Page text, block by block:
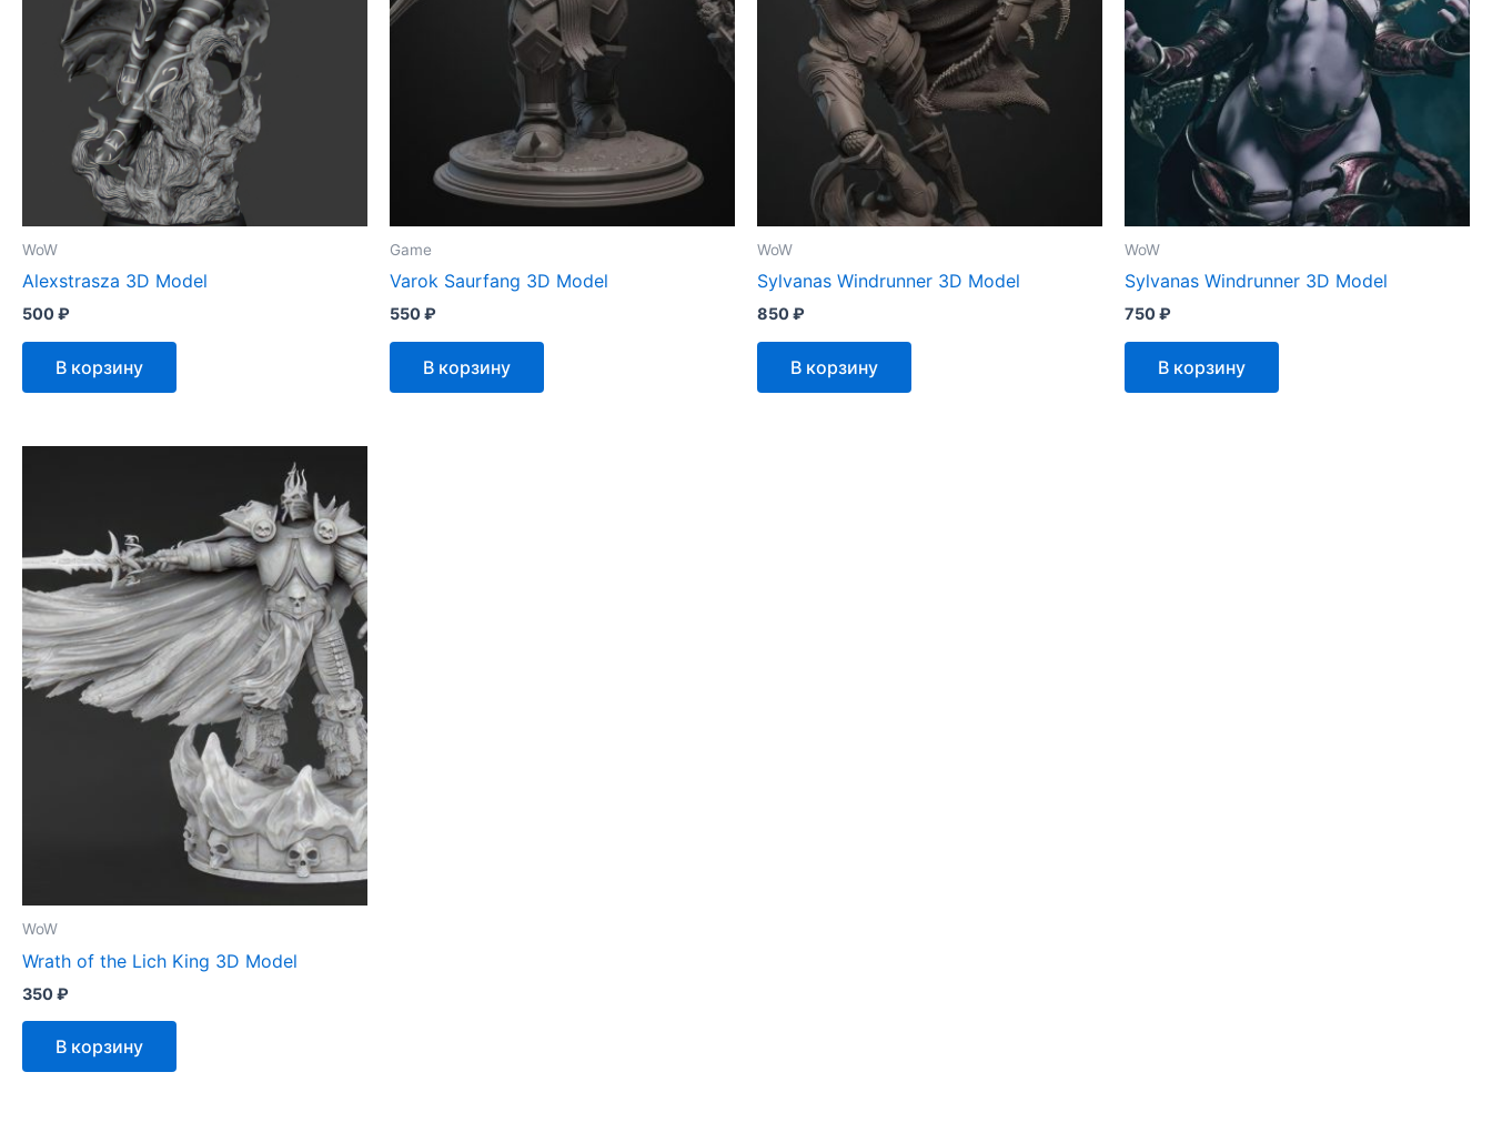
WoW
Alexstrasza 3D Model
500₽
В корзину
Game
Varok Saurfang 3D Model
550₽
В корзину
WoW
Sylvanas Windrunner 3D Model
850₽
В корзину
WoW
Sylvanas Windrunner 3D Model
750₽
В корзину
WoW
Wrath of the Lich King 3D Model
350₽
В корзину